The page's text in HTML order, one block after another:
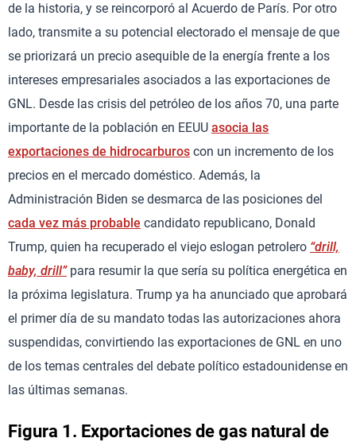
de la historia, y se reincorporó al Acuerdo de París. Por otro
lado, transmite a su potencial electorado el mensaje de que
se priorizará un precio asequible de la energía frente a los
intereses empresariales asociados a las exportaciones de
GNL. Desde las crisis del petróleo de los años 70, una parte
importante de la población en EEUU asocia las
exportaciones de hidrocarburos con un incremento de los
precios en el mercado doméstico. Además, la
Administración Biden se desmarca de las posiciones del
cada vez más probable candidato republicano, Donald
Trump, quien ha recuperado el viejo eslogan petrolero “drill,
baby, drill” para resumir la que sería su política energética en
la próxima legislatura. Trump ya ha anunciado que aprobará
el primer día de su mandato todas las autorizaciones ahora
suspendidas, convirtiendo las exportaciones de GNL en uno
de los temas centrales del debate político estadounidense en
las últimas semanas.